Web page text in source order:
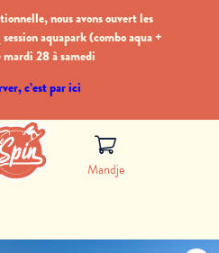
nous avons ouvert les
aquapark (combo aqua +
mardi 28 à samedi
c’est par ici
Mandje